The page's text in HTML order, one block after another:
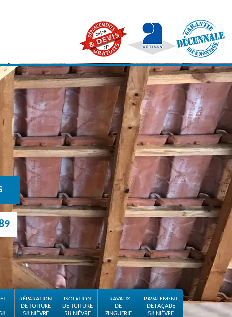
RÉPARATION
DE TOITURE
58 NIÈVRE
ISOLATION
DE TOITURE
58 NIÈVRE
TRAVAUX
DE
ZINGUERIE
RAVALEMENT
DE FAÇADE
58 NIÈVRE